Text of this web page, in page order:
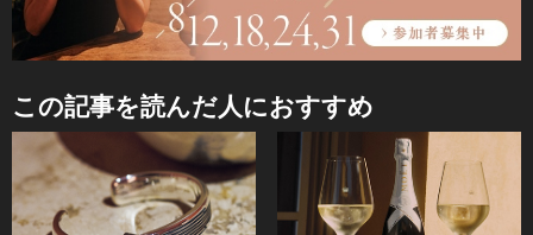
この記事を読んだ人におすすめ